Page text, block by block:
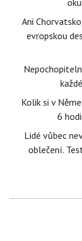
Ani
evropskou
Kolik si v
6
Lidé vůbec
oblečení.